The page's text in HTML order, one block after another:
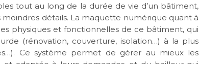
tout au long de la durée de vie d’un bâtiment,
détails. La maquette numérique quant à
physiques et fonctionnelles de ce bâtiment, qui
(rénovation, couverture, isolation…) à la plus
Ce système permet de gérer au mieux les